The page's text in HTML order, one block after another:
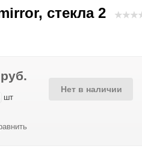
стекла 2
шт
Нет в наличии